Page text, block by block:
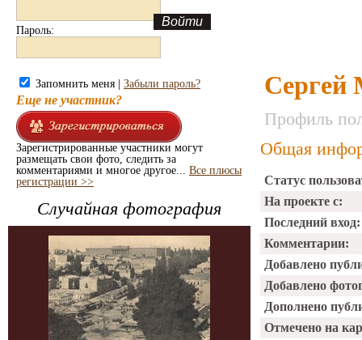
Пароль:
Запомнить меня | Забыли пароль?
Еще не участник?
Зарегистрированные участники могут
размещать свои фото, следить за
комментариями и многое другое... Все плюсы
регистрации >>
Случайная фотография
Сергей
Профиль
Общая
Статус
На проекте с:
Последний вход:
Комментарии:
Добавлено
Добавлено
Дополнено
Отмечено на